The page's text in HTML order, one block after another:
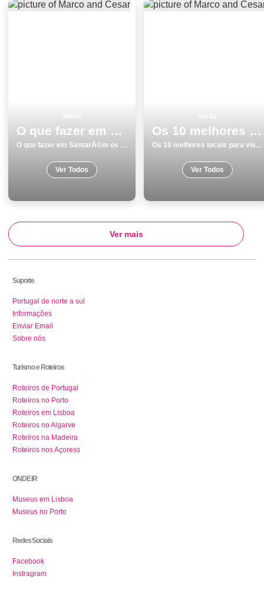
O que fazer em SantarÃ©m os 12 melhores sitios para visitar
O que fazer em SantarÃ©m os 12 melhores sitios para visitar
Ver Todos
Os 10 melhores locais para visitar em SantarÃ©m
Os 10 melhores locais para visitar em SantarÃ©m
Ver Todos
Ver mais
Suporte
Portugal de norte a sul
Informações
Enviar Email
Sobre nós
Turismo e Roteiros
Roteiros de Portugal
Roteiros no Porto
Roteiros em Lisboa
Roteiros no Algarve
Roteiros na Madeira
Roteiros nos Açoress
ONDE IR
Museus em Lisboa
Museus no Porto
Redes Sociais
Facebook
Instragram